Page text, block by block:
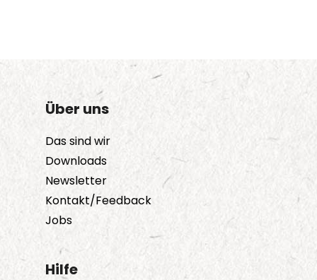
Über uns
Das sind wir
Downloads
Newsletter
Kontakt/Feedback
Jobs
Hilfe